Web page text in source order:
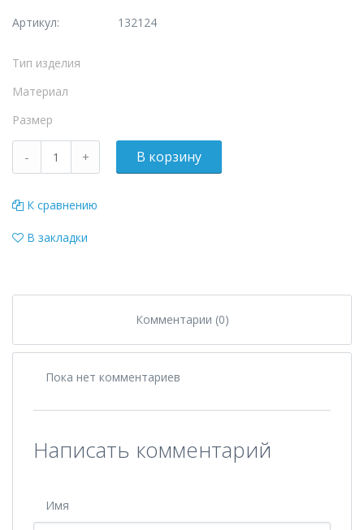
Артикул: 132124
Тип изделия
Материал
Размер
К сравнению
В закладки
Комментарии (0)
Пока нет комментариев
Написать комментарий
Имя